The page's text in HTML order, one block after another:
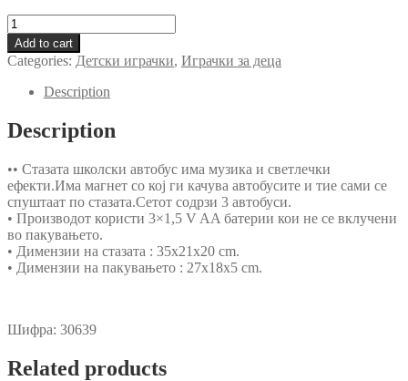
Стаза
школски
автобус
quantity
Add to cart
Categories: Детски играчки, Играчки за деца
Description
Description
•• Стазата школски автобус има музика и светлечки
ефекти.Има магнет со кој ги качува автобусите и тие сами се
спуштаат по стазата.Сетот содрзи 3 автобуси.
• Производот користи 3×1,5 V AA батерии кои не се вклучени
во пакувањето.
• Димензии на стазата : 35x21x20 cm.
• Димензии на пакувањето : 27x18x5 cm.
Шифра: 30639
Related products